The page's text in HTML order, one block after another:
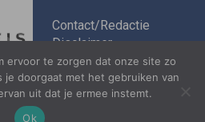
Contact/Redactie
Disclaimer
Algemene
ervoor te zorgen dat onze site zo
je doorgaat met het gebruiken van
uit dat je ermee instemt.
Ok